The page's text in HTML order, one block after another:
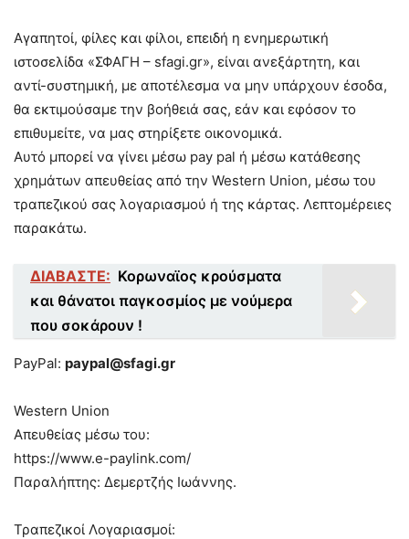
Αγαπητοί, φίλες και φίλοι, επειδή η ενημερωτική
ιστοσελίδα «ΣΦΑΓΗ – sfagi.gr», είναι ανεξάρτητη, και
αντί-συστημική, με αποτέλεσμα να μην υπάρχουν έσοδα,
θα εκτιμούσαμε την βοήθειά σας, εάν και εφόσον το
επιθυμείτε, να μας στηρίξετε οικονομικά.
Αυτό μπορεί να γίνει μέσω pay pal ή μέσω κατάθεσης
χρημάτων απευθείας από την Western Union, μέσω του
τραπεζικού σας λογαριασμού ή της κάρτας. Λεπτομέρειες
παρακάτω.
ΔΙΑΒΑΣΤΕ: Κορωναϊος κρούσματα
και θάνατοι παγκοσμίος με νούμερα
που σοκάρουν !
PayPal: paypal@sfagi.gr
Western Union
Απευθείας μέσω του:
https://www.e-paylink.com/
Παραλήπτης: Δεμερτζής Ιωάννης.
Τραπεζικοί Λογαριασμοί: